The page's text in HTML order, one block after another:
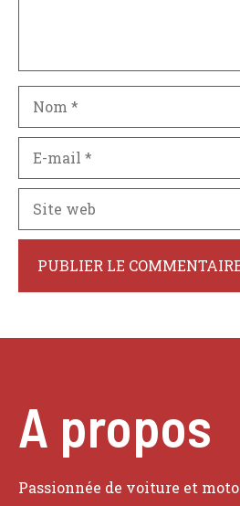
mail
web
A propos
Passionnée de voiture et moto